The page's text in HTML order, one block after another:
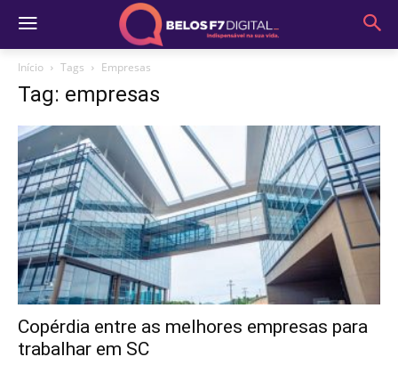
Início Tags Empresas
Tag: empresas
Copérdia entre as melhores empresas para
trabalhar em SC